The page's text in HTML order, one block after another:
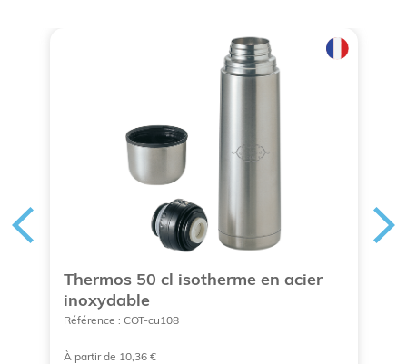
Thermos 50 cl isotherme en acier
inoxydable
Référence : COT-cu108
À partir de 10,36 €